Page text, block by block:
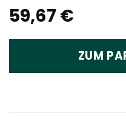
59,67 €
ZUM